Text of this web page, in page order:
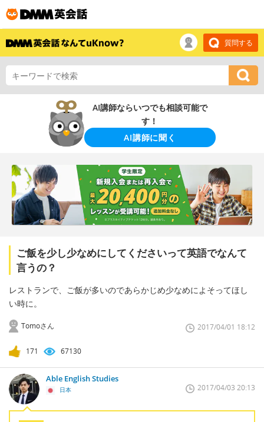
質問する
AI講師ならいつでも相談可能で
す！
AI講師に聞く
ご飯を少し少なめにしてくださいって英語でなんて
言うの？
レストランで、ご飯が多いのであらかじめ少なめによそってほし
い時に。
Tomoさん 2017/04/01 18:12
171 67130
Able English Studies
日本 2017/04/03 20:13